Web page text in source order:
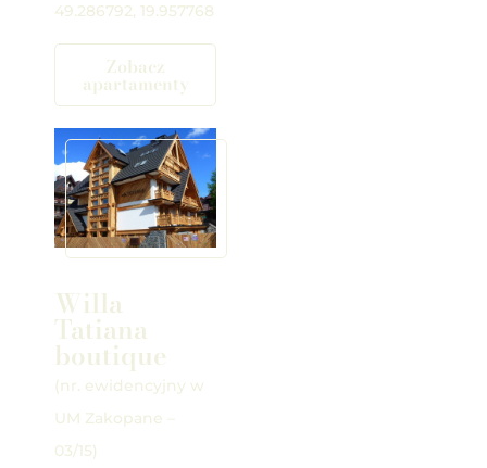
49.286792, 19.957768
Zobacz
apartamenty
Willa
Tatiana
boutique
(nr. ewidencyjny w
UM Zakopane –
03/15)